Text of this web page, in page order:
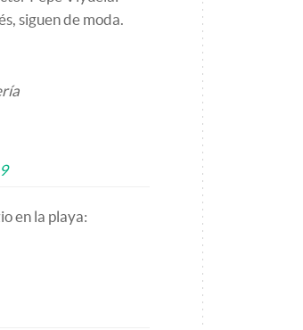
siguen de moda.
en la playa: